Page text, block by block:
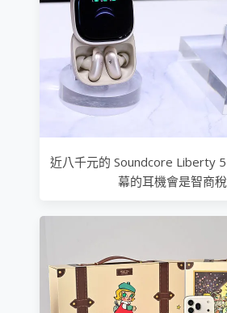
近八千元的 Soundcore Liberty
幕的耳機會是智商